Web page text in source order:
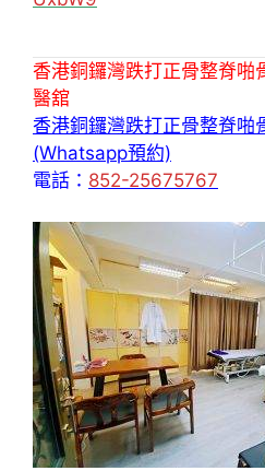
香港銅鑼灣跌打正骨整脊啪
醫舘
香港銅鑼灣跌打正骨整脊啪
(Whatsapp預約)
電話： 852-25675767